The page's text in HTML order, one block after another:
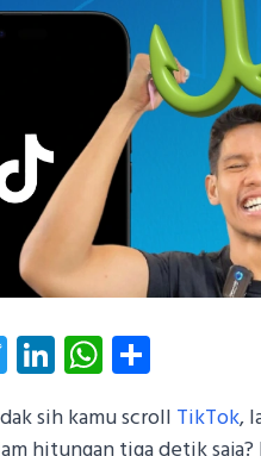
Twitter
LinkedInWhatsApp
sih kamu scroll TikTok,